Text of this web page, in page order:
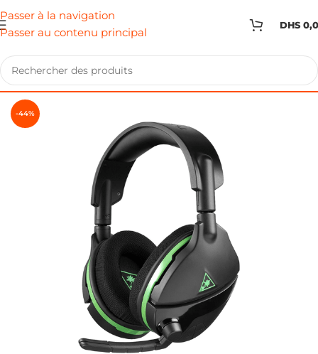
Passer à la navigation
Passer au contenu principal
DHS
-44%